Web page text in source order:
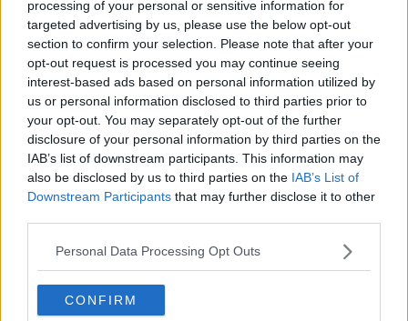
processing of your personal or sensitive information for
targeted advertising by us, please use the below opt-out
section to confirm your selection. Please note that after your
opt-out request is processed you may continue seeing
interest-based ads based on personal information utilized by
us or personal information disclosed to third parties prior to
your opt-out. You may separately opt-out of the further
disclosure of your personal information by third parties on the
IAB’s list of downstream participants. This information may
also be disclosed by us to third parties on the IAB’s List of
Downstream Participants that may further disclose it to other
Personal Data Processing Opt Outs
CONFIRM
10 rețete cu dovlecei de pregătit vara asta
04.08.2026